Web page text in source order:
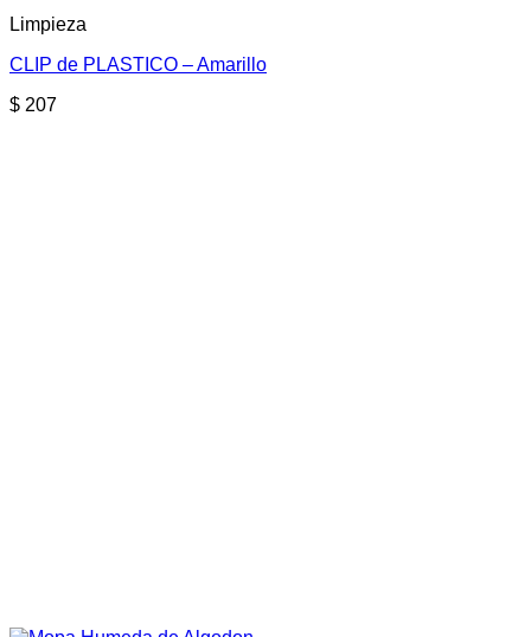
Limpieza
CLIP de PLASTICO – Amarillo
$ 207